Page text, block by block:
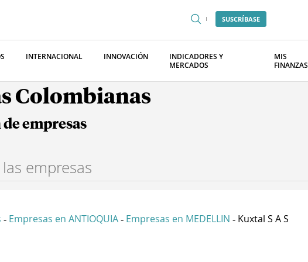
SUSCRÍBASE
INTERNACIONAL INNOVACIÓN
INDICADORES Y
MERCADOS
MIS
FINANZAS
Colombianas
empresas
- Empresas en ANTIOQUIA - Empresas en MEDELLIN - Kuxtal S A S